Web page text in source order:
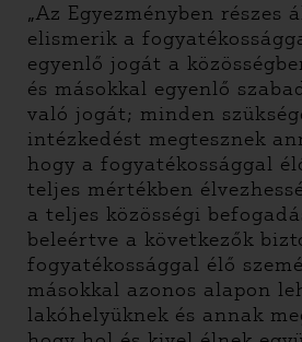
„Az Egyezményben részes
elismerik a
egyenlő jogát a
és másokkal egyenlő
való jogát; minden
intézkedést megtesznek
hogy a fogyatékossággal
teljes mértékben
a teljes közösségi
beleértve a következők
fogyatékossággal élő
másokkal azonos alapon
lakóhelyüknek és annak